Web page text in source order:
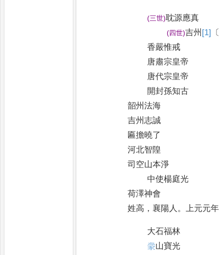
(三世)耽源應真
(四世)吉州 [1]
香嚴惟戒
唐肅宗皇帝
唐代宗皇帝
開封孫知古
韶州法海
吉州志誠
匾擔曉了
河北智隍
司空山本淨
中使楊庭光
荷澤神會
姓高 ，襄陽人 。上元元
大石福林
𫎇山寶光